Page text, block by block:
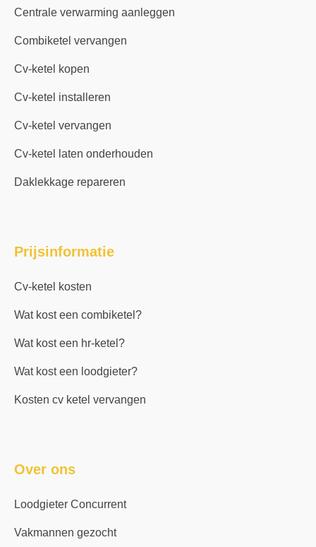
Centrale verwarming aanleggen
Combiketel vervangen
Cv-ketel kopen
Cv-ketel installeren
Cv-ketel vervangen
Cv-ketel laten onderhouden
Daklekkage repareren
Prijsinformatie
Cv-ketel kosten
Wat kost een combiketel?
Wat kost een hr-ketel?
Wat kost een loodgieter?
Kosten cv ketel vervangen
Over ons
Loodgieter Concurrent
Vakmannen gezocht